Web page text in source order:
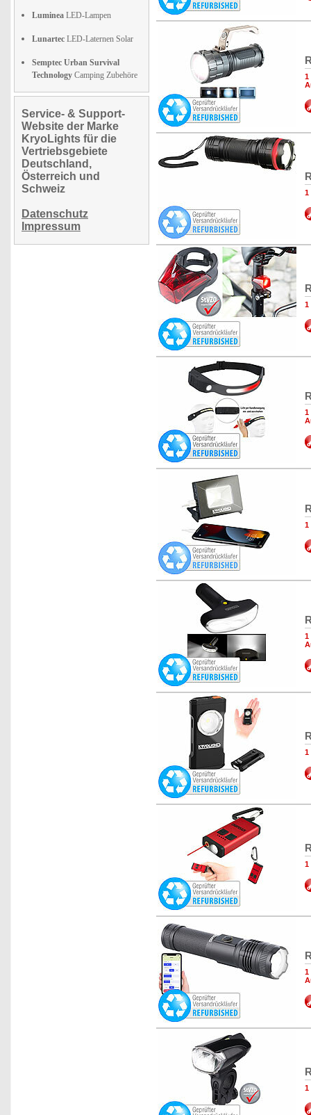
Luminea LED-Lampen
Lunartec LED-Laternen Solar
Semptec Urban Survival
Technology Camping Zubehöre
Service- & Support-
Website der Marke
KryoLights für die
Vertriebsgebiete
Deutschland,
Österreich und
Schweiz
Datenschutz
Impressum
1
1
1
1
1
1
1
1
1
1